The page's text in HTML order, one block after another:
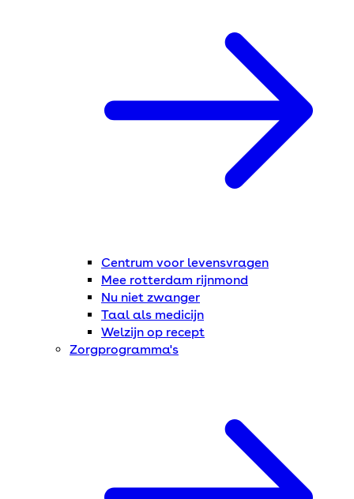
Centrum voor levensvragen
Mee rotterdam rijnmond
Nu niet zwanger
Taal als medicijn
Welzijn op recept
Zorgprogramma's